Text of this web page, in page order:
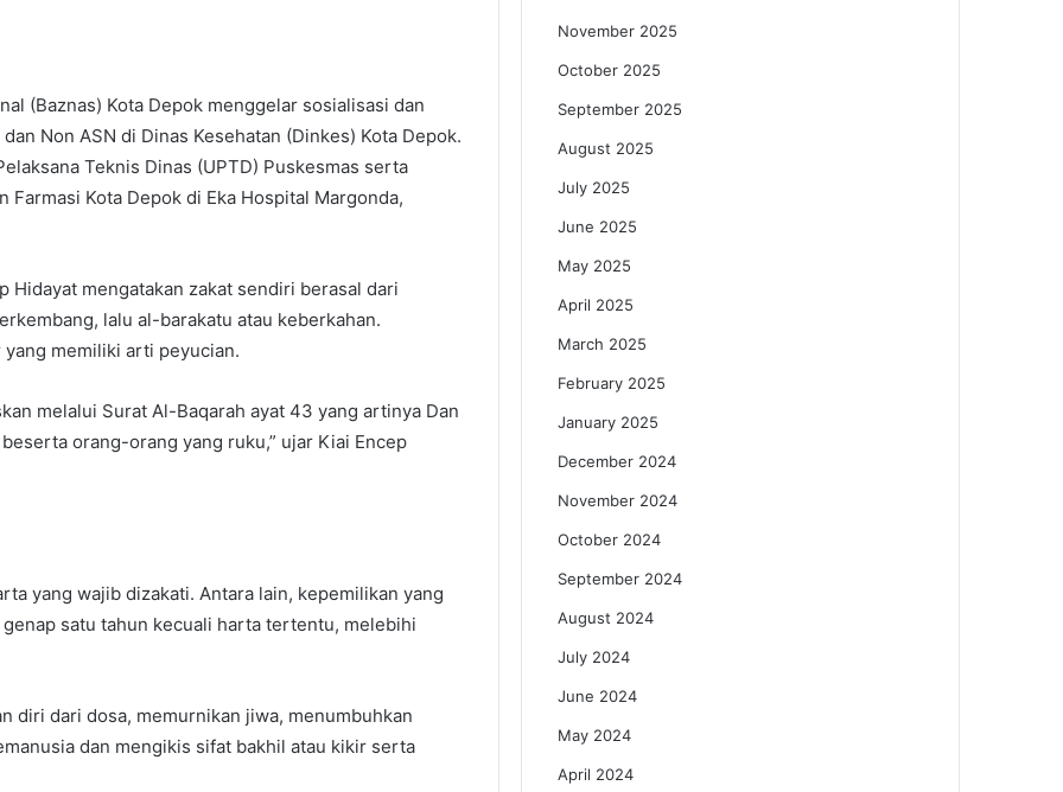
(Baznas) Kota Depok menggelar sosialisasi dan
Non ASN di Dinas Kesehatan (Dinkes) Kota Depok.
Teknis Dinas (UPTD) Puskesmas serta
Farmasi Kota Depok di Eka Hospital Margonda,
Hidayat mengatakan zakat sendiri berasal dari
lalu al-barakatu atau keberkahan.
memiliki arti peyucian.
melalui Surat Al-Baqarah ayat 43 yang artinya Dan
orang-orang yang ruku,” ujar Kiai Encep
yang wajib dizakati. Antara lain, kepemilikan yang
satu tahun kecuali harta tertentu, melebihi
diri dari dosa, memurnikan jiwa, menumbuhkan
dan mengikis sifat bakhil atau kikir serta
November 2025
October 2025
September 2025
August 2025
July 2025
June 2025
May 2025
April 2025
March 2025
February 2025
January 2025
December 2024
November 2024
October 2024
September 2024
August 2024
July 2024
June 2024
May 2024
April 2024